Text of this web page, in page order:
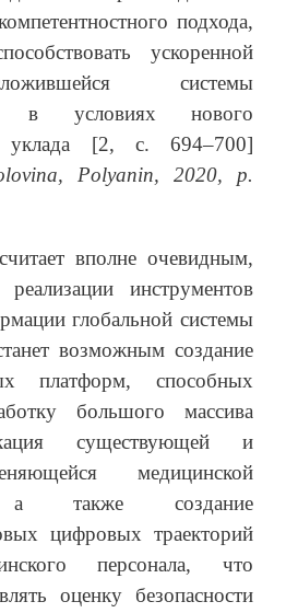
подхода,
ускоренной
системы
в условиях нового
уклада [2, с. 694–700]
Polyanin, 2020, р.
вполне очевидным,
инструментов
глобальной системы
возможным создание
платформ, способных
большого массива
существующей и
медицинской
а также создание
цифровых траекторий
персонала, что
оценку безопасности